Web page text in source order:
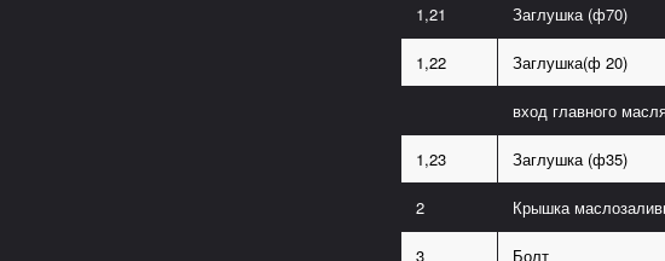
1,21 Заглушка (ф70)
1,22 Заглушка(ф 20)
вход главного
1,23 Заглушка (ф35)
2 Крышка
3 Болт